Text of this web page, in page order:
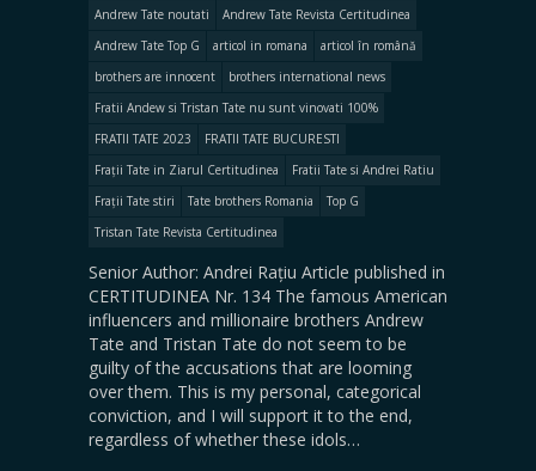
Andrew Tate noutati
Andrew Tate Revista Certitudinea
Andrew Tate Top G
articol in romana
articol în română
brothers are innocent
brothers international news
Fratii Andew si Tristan Tate nu sunt vinovati 100%
FRATII TATE 2023
FRATII TATE BUCURESTI
Frații Tate in Ziarul Certitudinea
Fratii Tate si Andrei Ratiu
Frații Tate stiri
Tate brothers Romania
Top G
Tristan Tate Revista Certitudinea
Senior Author: Andrei Rațiu Article published in
CERTITUDINEA Nr. 134 The famous American
influencers and millionaire brothers Andrew
Tate and Tristan Tate do not seem to be
guilty of the accusations that are looming
over them. This is my personal, categorical
conviction, and I will support it to the end,
regardless of whether these idols…